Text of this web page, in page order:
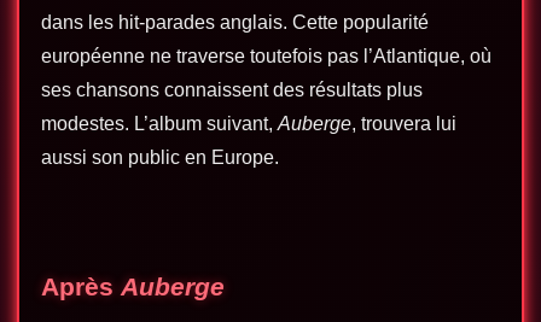
dans les hit-parades anglais. Cette popularité
européenne ne traverse toutefois pas l’Atlantique, où
ses chansons connaissent des résultats plus
modestes. L’album suivant, Auberge, trouvera lui
aussi son public en Europe.
Après Auberge